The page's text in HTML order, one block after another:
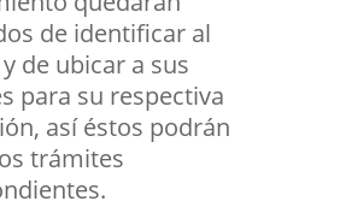
de identificar al
de ubicar a sus
para su respectiva
así éstos podrán
trámites